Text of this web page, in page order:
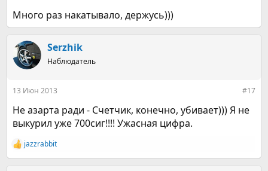
Много раз накатывало, держусь)))
Serzhik
Наблюдатель
13 Июн 2013 #17
Не азарта ради - Счетчик, конечно, убивает))) Я не
выкурил уже 700сиг!!!! Ужасная цифра.
Р
е
jazzrabbit